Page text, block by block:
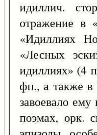
идиллич.
отражение в
«Идиллиях
«Лесных
идиллиях» (4
фп., а также в
завоевало
поэмах, орк.